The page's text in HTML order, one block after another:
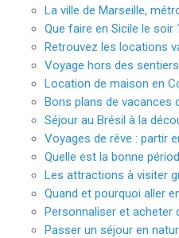
La ville de Marseille,
Que faire en Sicile le
Retrouvez les locations
Voyage hors des
Location de maison en
Bons plans de vacances
Séjour au Brésil à la
Voyages de rêve : partir
Quelle est la bonne
Les attractions à visiter
Quand et pourquoi aller
Personnaliser et acheter
Passer un séjour en